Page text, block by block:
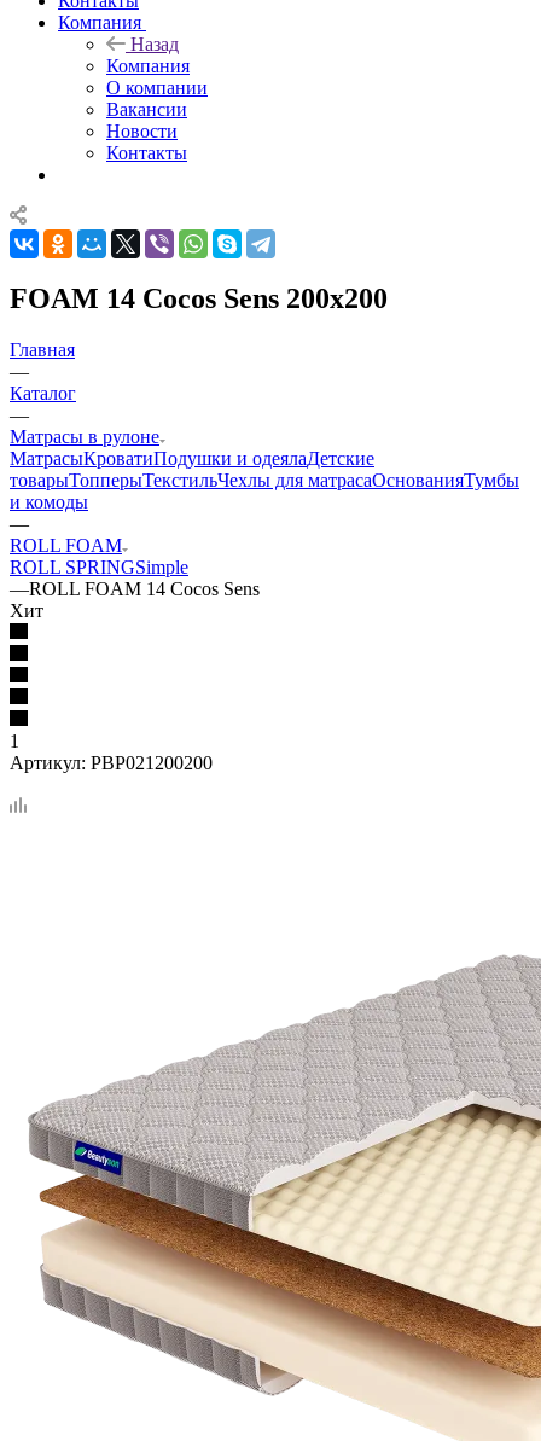
Компания
Назад
Компания
О компании
Вакансии
Новости
Контакты
FOAM 14 Cocos Sens 200x200
Главная
—
Каталог
—
Матрасы в рулоне
МатрасыКроватиПодушки и одеялаДетские
товарыТопперыТекстильЧехлы для матрасаОснованияТумбы
и комоды
—
ROLL FOAM
ROLL SPRINGSimple
—ROLL FOAM 14 Cocos Sens
Хит
1
Артикул: PBP021200200